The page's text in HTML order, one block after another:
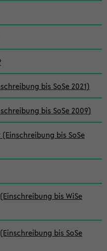
bis SoSe 2021)
bis SoSe 2009)
bis SoSe
bis WiSe
bis SoSe